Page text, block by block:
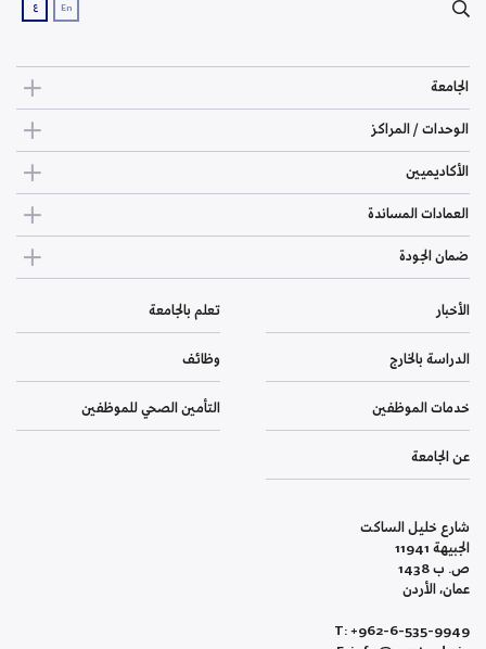
En ع
الجامعة
الوحدات / المراكز
الأكاديميين
العمادات المساندة
ضمان الجودة
الأخبار تعلم بالجامعة
الدراسة بالخارج وظائف
خدمات الموظفين التأمين الصحي للموظفين
عن الجامعة
شارع خليل الساكت
الجبيهة 11941
ص. ب 1438
عمان، الأردن
T: +962-6-535-9949